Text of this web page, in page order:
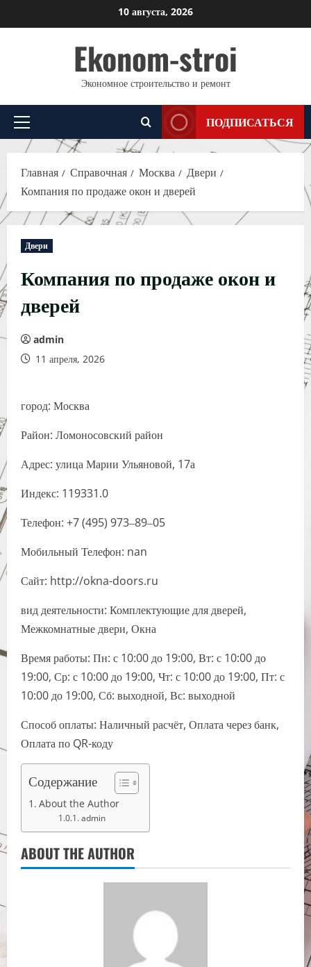
к
10 августа, 2026
Ekonom-stroi
Экономное строительство и ремонт
Основное
меню
ПОДПИСАТЬСЯ
Главная Справочная Москва
Двери
Компания по продаже окон и дверей
Двери
Компания по продаже окон и
дверей
admin
11 апреля, 2026
город: Москва
Район: Ломоносовский район
Адрес: улица Марии Ульяновой, 17а
Индекс: 119331.0
Телефон: +7 (495) 973‒89‒05
Мобильный Телефон: nan
Сайт: http://okna-doors.ru
вид деятельности: Комплектующие для дверей,
Межкомнатные двери, Окна
Время работы: Пн: с 10:00 до 19:00, Вт: с 10:00 до
19:00, Ср: с 10:00 до 19:00, Чт: с 10:00 до 19:00, Пт: с
10:00 до 19:00, Сб: выходной, Вс: выходной
Способ оплаты: Наличный расчёт, Оплата через банк,
Оплата по QR-коду
Содержание
About the Author
admin
ABOUT THE AUTHOR